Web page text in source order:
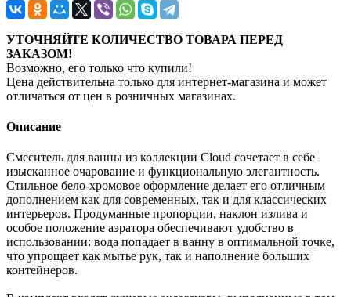
УТОЧНЯЙТЕ КОЛИЧЕСТВО ТОВАРА ПЕРЕД
ЗАКАЗОМ!
Возможно, его только что купили!
Цена действительна только для интернет-магазина и может
отличаться от цен в розничных магазинах.
Описание
Смеситель для ванны из коллекции Cloud сочетает в себе
изысканное очарование и функциональную элегантность.
Стильное бело-хромовое оформление делает его отличным
дополнением как для современных, так и для классических
интерьеров. Продуманные пропорции, наклон излива и
особое положение аэратора обеспечивают удобство в
использовании: вода попадает в ванну в оптимальной точке,
что упрощает как мытье рук, так и наполнение больших
контейнеров.